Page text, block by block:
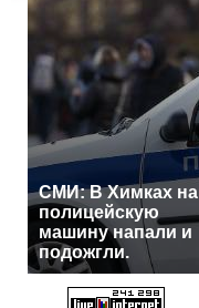
СМИ: В Химках на
полицейскую
машину напали и
подожгли.